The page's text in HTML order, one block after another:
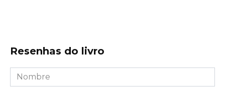
Resenhas do livro
Nombre
*